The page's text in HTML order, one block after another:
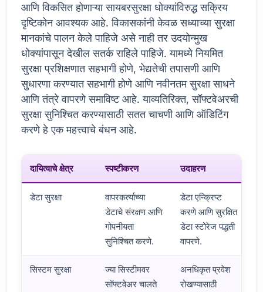
आणि विकसित होणाऱ्या सायबरसुरक्षा धोक्यांविरुद्ध सक्रिय
दृष्टिकोन आवश्यक आहे. विकासकांनी केवळ सध्याच्या सुरक्षा
मानकांचे पालन केले पाहिजे असे नाही तर उदयोन्मुख
धोक्यांपासून देखील सतर्क राहिले पाहिजे. यामध्ये नियमित
सुरक्षा प्रशिक्षणात सहभागी होणे, भेद्यतेची तपासणी आणि
सुधारणा करण्यात सहभागी होणे आणि नवीनतम सुरक्षा साधने
आणि तंत्रे वापरणे समाविष्ट आहे. याव्यतिरिक्त, सॉफ्टवेअरची
सुरक्षा सुनिश्चित करण्यासाठी सतत चाचणी आणि ऑडिटिंग
करणे हे एक महत्त्वाचे बंधन आहे.
दायित्वाचे क्षेत्र स्पष्टीकरण उदाहरण
डेटा सुरक्षा
वापरकर्त्याच्या
डेटाचे संरक्षण आणि
गोपनीयता
सुनिश्चित करणे.
डेटा एन्क्रिप्ट
करणे आणि सुरक्षित
डेटा स्टोरेज पद्धती
वापरणे.
सिस्टम सुरक्षा
ज्या सिस्टीमवर
सॉफ्टवेअर चालते
अनधिकृत प्रवेश
रोखण्यासाठी